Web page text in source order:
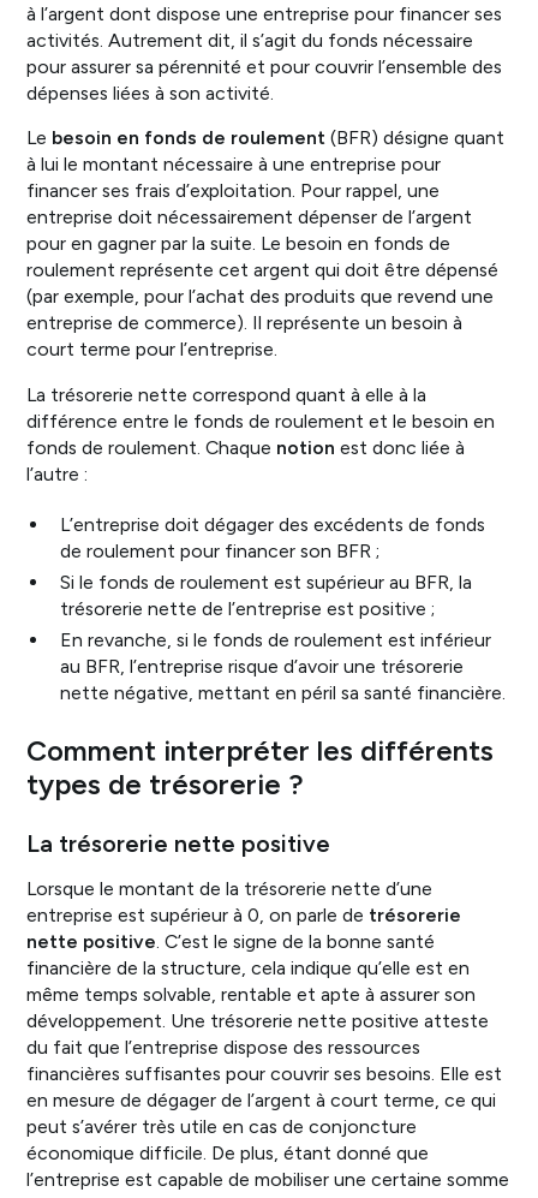
à l’argent dont dispose une entreprise pour financer ses
activités. Autrement dit, il s’agit du fonds nécessaire
pour assurer sa pérennité et pour couvrir l’ensemble des
dépenses liées à son activité.
Le besoin en fonds de roulement (BFR) désigne quant
à lui le montant nécessaire à une entreprise pour
financer ses frais d’exploitation. Pour rappel, une
entreprise doit nécessairement dépenser de l’argent
pour en gagner par la suite. Le besoin en fonds de
roulement représente cet argent qui doit être dépensé
(par exemple, pour l’achat des produits que revend une
entreprise de commerce). Il représente un besoin à
court terme pour l’entreprise.
La trésorerie nette correspond quant à elle à la
différence entre le fonds de roulement et le besoin en
fonds de roulement. Chaque notion est donc liée à
l’autre :
L’entreprise doit dégager des excédents de fonds
de roulement pour financer son BFR ;
Si le fonds de roulement est supérieur au BFR, la
trésorerie nette de l’entreprise est positive ;
En revanche, si le fonds de roulement est inférieur
au BFR, l’entreprise risque d’avoir une trésorerie
nette négative, mettant en péril sa santé financière.
Comment interpréter les différents
types de trésorerie ?
La trésorerie nette positive
Lorsque le montant de la trésorerie nette d’une
entreprise est supérieur à 0, on parle de trésorerie
nette positive. C’est le signe de la bonne santé
financière de la structure, cela indique qu’elle est en
même temps solvable, rentable et apte à assurer son
développement. Une trésorerie nette positive atteste
du fait que l’entreprise dispose des ressources
financières suffisantes pour couvrir ses besoins. Elle est
en mesure de dégager de l’argent à court terme, ce qui
peut s’avérer très utile en cas de conjoncture
économique difficile. De plus, étant donné que
l’entreprise est capable de mobiliser une certaine somme